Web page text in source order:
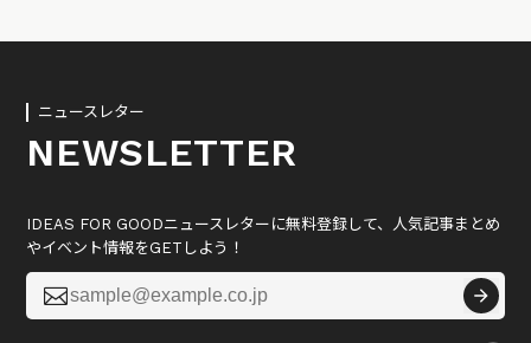
ニュースレター
NEWSLETTER
IDEAS FOR GOODニュースレターに無料登録して、人気記事まとめ
やイベント情報をGETしよう！
